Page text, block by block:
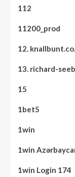
112
11200_prod
12.
13. richard-
15
1bet5
1win
1win
1win Login 174